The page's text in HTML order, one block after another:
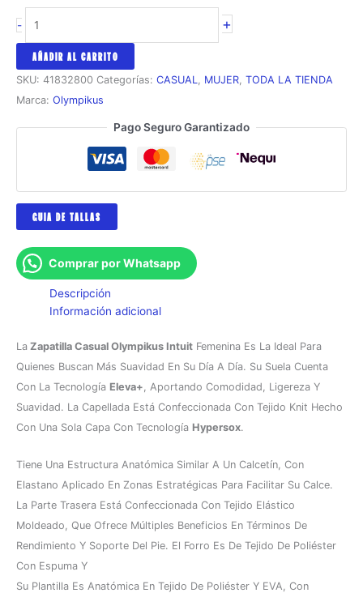
-
Casual
Olympikus
Intuit
Femenina
cantidad
+
AÑADIR AL CARRITO
SKU: 41832800 Categorías: CASUAL, MUJER, TODA LA TIENDA
Marca: Olympikus
Pago Seguro Garantizado
GUIA DE TALLAS
Comprar por Whatsapp
Descripción
Información adicional
La Zapatilla Casual Olympikus Intuit Femenina Es La Ideal Para
Quienes Buscan Más Suavidad En Su Día A Día. Su Suela Cuenta
Con La Tecnología Eleva+, Aportando Comodidad, Ligereza Y
Suavidad. La Capellada Está Confeccionada Con Tejido Knit Hecho
Con Una Sola Capa Con Tecnología Hypersox.
Tiene Una Estructura Anatómica Similar A Un Calcetín, Con
Elastano Aplicado En Zonas Estratégicas Para Facilitar Su Calce.
La Parte Trasera Está Confeccionada Con Tejido Elástico
Moldeado, Que Ofrece Múltiples Beneficios En Términos De
Rendimiento Y Soporte Del Pie. El Forro Es De Tejido De Poliéster
Con Espuma Y
Su Plantilla Es Anatómica En Tejido De Poliéster Y EVA, Con